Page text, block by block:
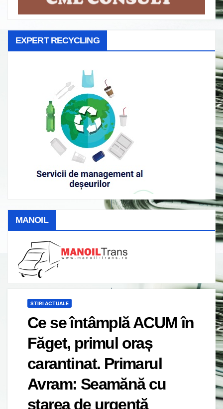
EXPERT RECYCLING
MANOIL
STIRI ACTUALE
Ce se întâmplă ACUM în
Făget, primul oraș
carantinat. Primarul
Avram: Seamănă cu
starea de urgență